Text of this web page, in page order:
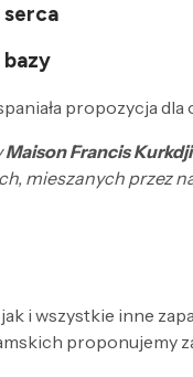
propozycja
Maison Francis
mieszanych przez
i wszystkie inne
proponujemy